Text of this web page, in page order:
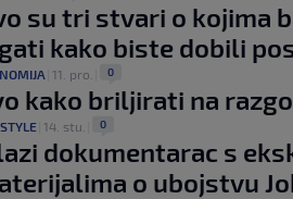
su tri stvari o kojima
kako biste dobili
11. pro. 0
kako briljirati na
14. stu. 0
dokumentarac s
o ubojstvu